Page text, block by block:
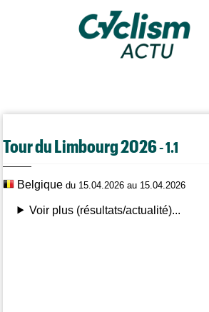
Tour du Limbourg 2026- 1.1
Belgiquedu 15.04.2026 au 15.04.2026
Voir plus (résultats/actualité)...